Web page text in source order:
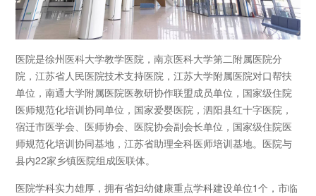
医院是徐州医科大学教学医院，南京医科大学第二附属医院分
院，江苏省人民医院技术支持医院，江苏大学附属医院对口帮扶
单位，南通大学附属医院医教研协作联盟成员单位，国家级住院
医师规范化培训协同单位，国家爱婴医院，泗阳县红十字医院，
宿迁市医学会、医师协会、医院协会副会长单位，国家级住院医
师规范化培训协同基地，江苏省助理全科医师培训基地。医院与
县内22家乡镇医院组成医联体。
医院学科实力雄厚，拥有省妇幼健康重点学科建设单位1个，市临